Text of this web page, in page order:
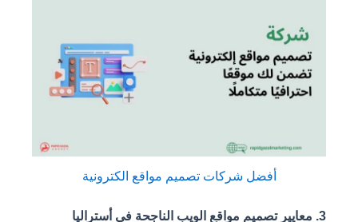
أفضل شركات تصميم مواقع الكترونية